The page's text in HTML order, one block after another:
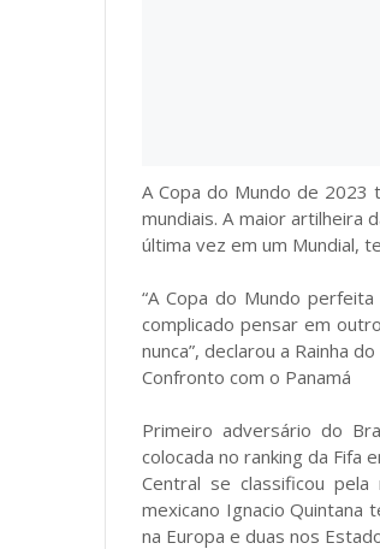
A Copa do Mundo de 2023
mundiais. A maior artilheira
última vez em um Mundial,
“A Copa do Mundo
complicado pensar em
nunca”, declarou a Rainha
Confronto com o Panamá
Primeiro adversário do
colocada no ranking da Fifa
Central se classificou pela
mexicano Ignacio
na Europa e duas nos